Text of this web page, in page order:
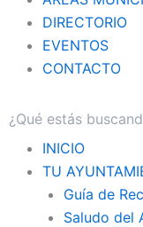
DIRECTORIO
EVENTOS
CONTACTO
INICIO
TU
Guía de
Saludo del